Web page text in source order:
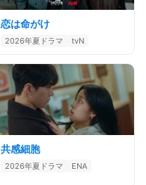
恋は命がけ
2026年夏ドラマ tvN
共感細胞
2026年夏ドラマ ENA